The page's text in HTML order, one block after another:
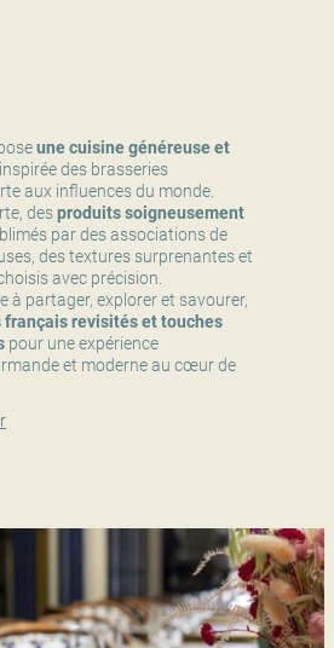
une cuisine généreuse et
des brasseries
aux influences du monde.
desproduits soigneusement
par des associations de
des textures surprenantes et
avec précision.
à partager, explorer et savourer,
revisités et touches
pour une expérience
et moderne au cœur de